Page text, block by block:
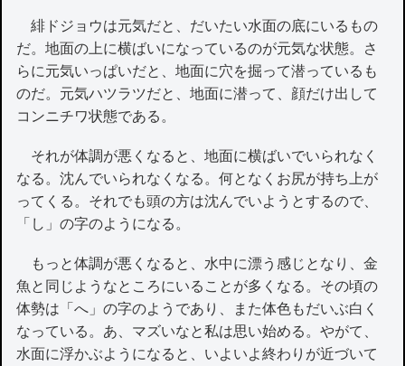
緋ドジョウは元気だと、だいたい水面の底にいるもの
だ。地面の上に横ばいになっているのが元気な状態。さ
らに元気いっぱいだと、地面に穴を掘って潜っているも
のだ。元気ハツラツだと、地面に潜って、顔だけ出して
コンニチワ状態である。
それが体調が悪くなると、地面に横ばいでいられなく
なる。沈んでいられなくなる。何となくお尻が持ち上が
ってくる。それでも頭の方は沈んでいようとするので、
「し」の字のようになる。
もっと体調が悪くなると、水中に漂う感じとなり、金
魚と同じようなところにいることが多くなる。その頃の
体勢は「へ」の字のようであり、また体色もだいぶ白く
なっている。あ、マズいなと私は思い始める。やがて、
水面に浮かぶようになると、いよいよ終わりが近づいて